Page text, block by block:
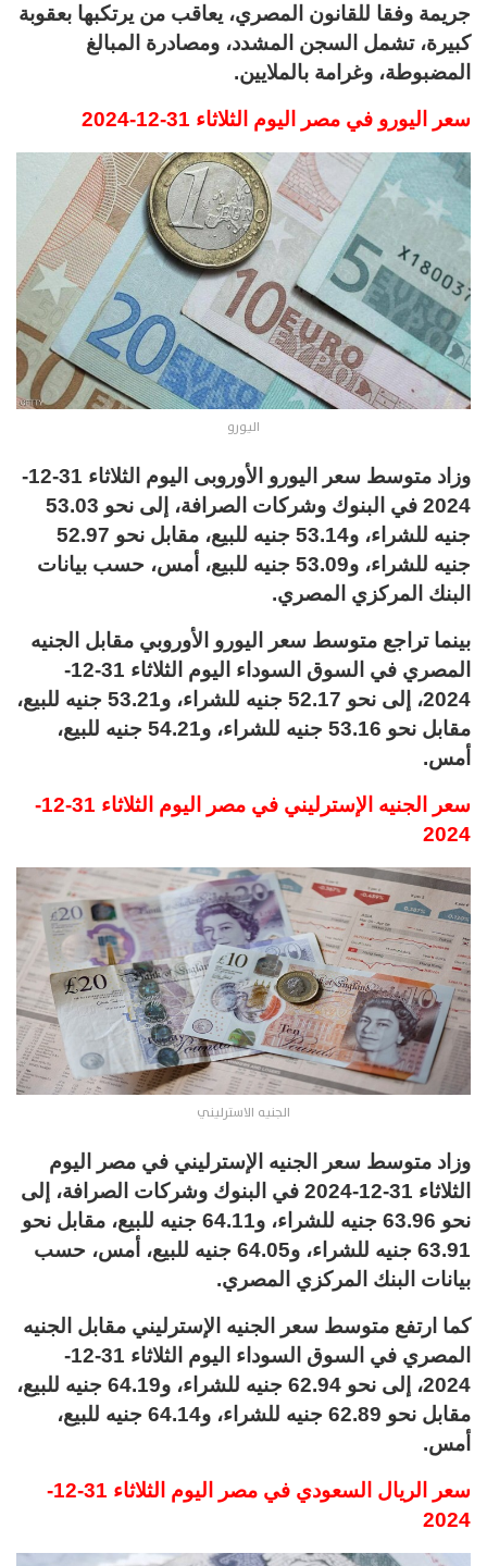
جريمة وفقا للقانون المصري، يعاقب من يرتكبها بعقوبة
كبيرة، تشمل السجن المشدد، ومصادرة المبالغ
المضبوطة، وغرامة بالملايين.
سعر اليورو في مصر اليوم الثلاثاء 31-12-2024
اليورو
وزاد متوسط سعر اليورو الأوروبى اليوم الثلاثاء 31-12-
2024 في البنوك وشركات الصرافة، إلى نحو 53.03
جنيه للشراء، و53.14 جنيه للبيع، مقابل نحو 52.97
جنيه للشراء، و53.09 جنيه للبيع، أمس، حسب بيانات
البنك المركزي المصري.
بينما تراجع متوسط سعر اليورو الأوروبي مقابل الجنيه
المصري في السوق السوداء اليوم الثلاثاء 31-12-
2024، إلى نحو 52.17 جنيه للشراء، و53.21 جنيه للبيع،
مقابل نحو 53.16 جنيه للشراء، و54.21 جنيه للبيع،
أمس.
سعر الجنيه الإسترليني في مصر اليوم الثلاثاء 31-12-
2024
الجنيه الاسترليني
وزاد متوسط سعر الجنيه الإسترليني في مصر اليوم
الثلاثاء 31-12-2024 في البنوك وشركات الصرافة، إلى
نحو 63.96 جنيه للشراء، و64.11 جنيه للبيع، مقابل نحو
63.91 جنيه للشراء، و64.05 جنيه للبيع، أمس، حسب
بيانات البنك المركزي المصري.
كما ارتفع متوسط سعر الجنيه الإسترليني مقابل الجنيه
المصري في السوق السوداء اليوم الثلاثاء 31-12-
2024، إلى نحو 62.94 جنيه للشراء، و64.19 جنيه للبيع،
مقابل نحو 62.89 جنيه للشراء، و64.14 جنيه للبيع،
أمس.
سعر الريال السعودي في مصر اليوم الثلاثاء 31-12-
2024